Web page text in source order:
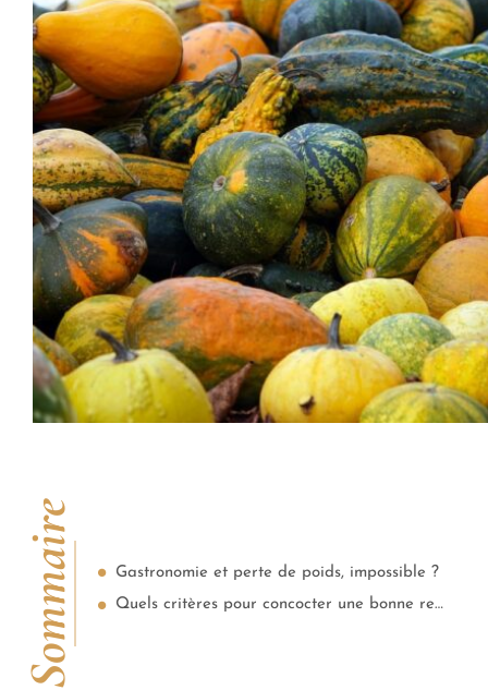
Sommaire
Gastronomie et perte de poids, impossible ?
Quels critères pour concocter une bonne recette pour maigrir ?